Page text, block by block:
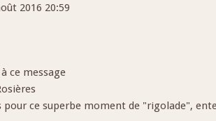
2016 20:59
pour ce superbe moment de "rigolade",